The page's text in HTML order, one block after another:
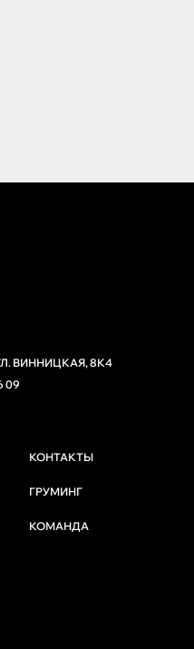
ВИННИЦКАЯ, 8К4
09
КОНТАКТЫ
ГРУМИНГ
КОМАНДА